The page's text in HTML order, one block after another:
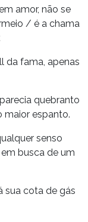
amor, não se
/ é a chama
da fama, apenas
quebranto
espanto.
senso
busca de um
sua cota de gás